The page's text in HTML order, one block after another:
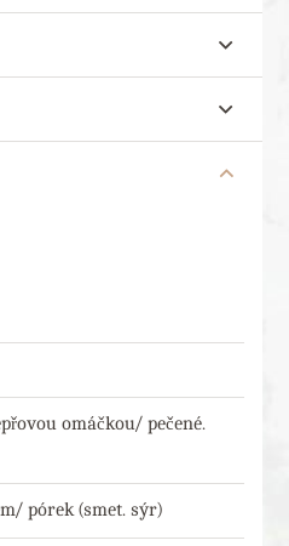
omáčkou/ pečené.
pórek (smet. sýr)